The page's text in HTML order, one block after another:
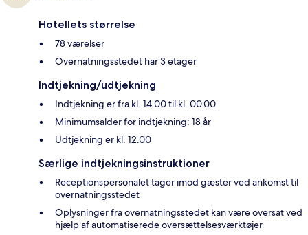
Hotellets størrelse
78 værelser
Overnatningsstedet har 3 etager
Indtjekning/udtjekning
Indtjekning er fra kl. 14.00 til kl. 00.00
Minimumsalder for indtjekning: 18 år
Udtjekning er kl. 12.00
Særlige indtjekningsinstruktioner
Receptionspersonalet tager imod gæster ved ankomst til
overnatningsstedet
Oplysninger fra overnatningsstedet kan være oversat ved
hjælp af automatiserede oversættelsesværktøjer